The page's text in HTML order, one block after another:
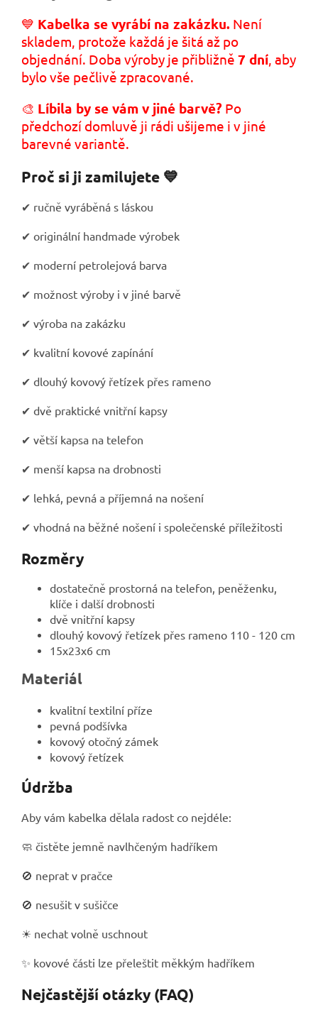
💙 Kabelka se vyrábí na zakázku. Není
skladem, protože každá je šitá až po
objednání. Doba výroby je přibližně 7 dní, aby
bylo vše pečlivě zpracované.
🎨 Líbila by se vám v jiné barvě? Po
předchozí domluvě ji rádi ušijeme i v jiné
barevné variantě.
Proč si ji zamilujete 💙
✔ ručně vyráběná s láskou
✔ originální handmade výrobek
✔ moderní petrolejová barva
✔ možnost výroby i v jiné barvě
✔ výroba na zakázku
✔ kvalitní kovové zapínání
✔ dlouhý kovový řetízek přes rameno
✔ dvě praktické vnitřní kapsy
✔ větší kapsa na telefon
✔ menší kapsa na drobnosti
✔ lehká, pevná a příjemná na nošení
✔ vhodná na běžné nošení i společenské příležitosti
Rozměry
dostatečně prostorná na telefon, peněženku,
klíče i další drobnosti
dvě vnitřní kapsy
dlouhý kovový řetízek přes rameno 110 - 120 cm
15x23x6 cm
Materiál
kvalitní textilní příze
pevná podšívka
kovový otočný zámek
kovový řetízek
Údržba
Aby vám kabelka dělala radost co nejdéle:
🧼 čistěte jemně navlhčeným hadříkem
🚫 neprat v pračce
🚫 nesušit v sušičce
☀ nechat volně uschnout
✨ kovové části lze přeleštit měkkým hadříkem
Nejčastější otázky (FAQ)